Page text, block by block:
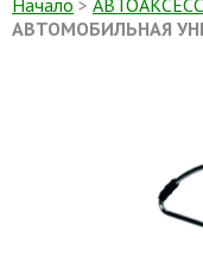
Начало >
АВТОМОБИЛЬНАЯ